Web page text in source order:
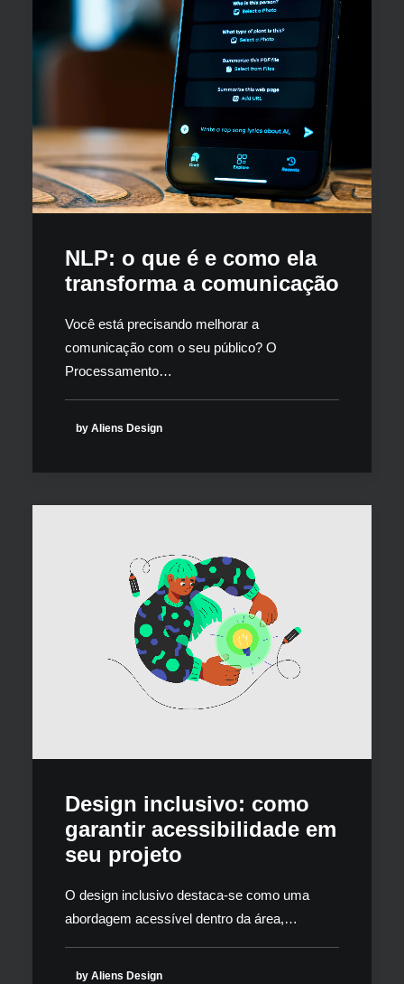
NLP: o que é e como ela
transforma a comunicação
Você está precisando melhorar a
comunicação com o seu público? O
Processamento…
by Aliens Design
Design inclusivo: como
garantir acessibilidade em
seu projeto
O design inclusivo destaca-se como uma
abordagem acessível dentro da área,…
by Aliens Design